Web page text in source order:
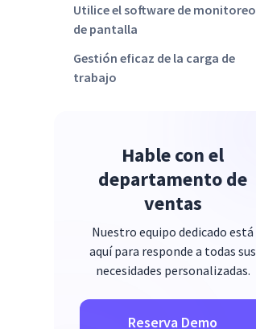
Utilice el software de monitoreo
de pantalla
Gestión eficaz de la carga de
trabajo
Hable con el
departamento de
ventas
Nuestro equipo dedicado está
aquí para responde a todas sus
necesidades personalizadas.
Reserva Demo